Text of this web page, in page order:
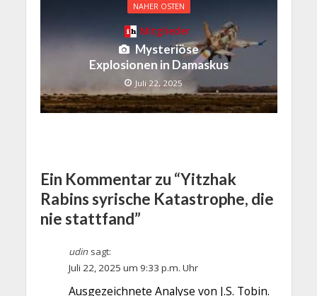
NAHER OSTEN
Mitglieder
Mysteriöse
Explosionen in Damaskus
Juli 22, 2025
Ein Kommentar zu “Yitzhak
Rabins syrische Katastrophe, die
nie stattfand”
udin sagt:
Juli 22, 2025 um 9:33 p.m. Uhr
Ausgezeichnete Analyse von J.S. Tobin.